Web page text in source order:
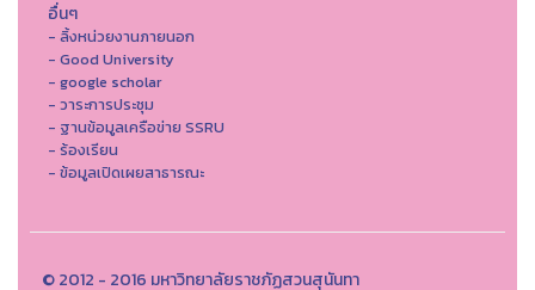
อื่นๆ
- ลิ้งหน่วยงานภายนอก
- Good University
- google scholar
- วาระการประชุม
- ฐานข้อมูลเครือข่าย SSRU
- ร้องเรียน
- ข้อมูลเปิดเผยสาธารณะ
© 2012 - 2016 มหาวิทยาลัยราชภัฏสวนสุนันทา